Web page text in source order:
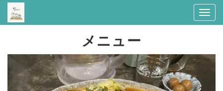
メニュー